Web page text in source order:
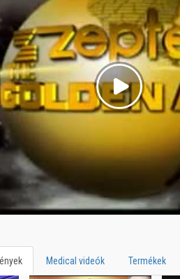
Medical videók Termékek